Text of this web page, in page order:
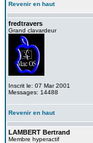
Revenir en haut
fredtravers
Grand clavardeur
Inscrit le: 07 Mar 2001
Messages: 14488
Revenir en haut
LAMBERT Bertrand
Membre hyperactif